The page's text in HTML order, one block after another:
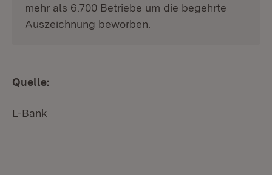
mehr als 6.700 Betriebe um die begehrte
Auszeichnung beworben.
Quelle:
L-Bank